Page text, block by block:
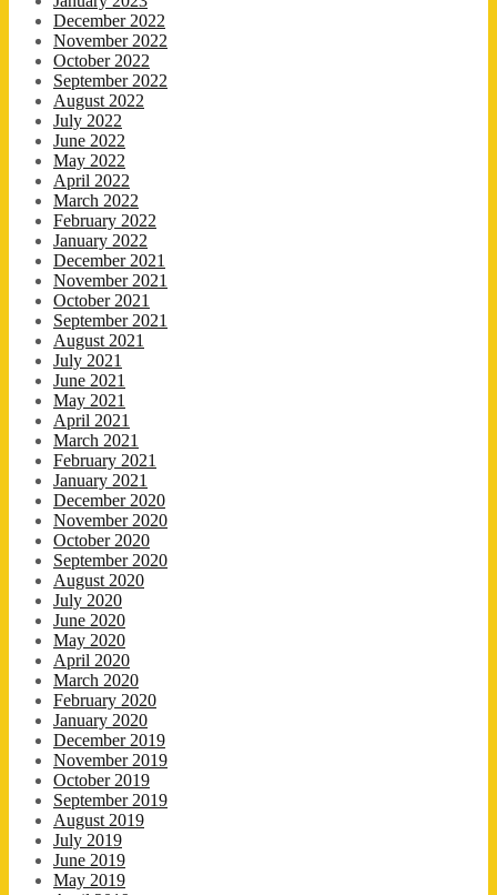
December 2022
November 2022
October 2022
September 2022
August 2022
July 2022
June 2022
May 2022
April 2022
March 2022
February 2022
January 2022
December 2021
November 2021
October 2021
September 2021
August 2021
July 2021
June 2021
May 2021
April 2021
March 2021
February 2021
January 2021
December 2020
November 2020
October 2020
September 2020
August 2020
July 2020
June 2020
May 2020
April 2020
March 2020
February 2020
January 2020
December 2019
November 2019
October 2019
September 2019
August 2019
July 2019
June 2019
May 2019